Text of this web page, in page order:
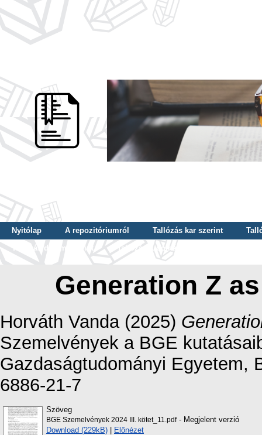
Nyitólap A repozitóriumról Tallózás kar szerint
Tallózás dátum szerint
Tallózás tudományterület szerint
Generation Z
Horváth Vanda(2025)
Szemelvények a BGE
Gazdaságtudományi Egyetem,
6886-21-7
Szöveg
BGE Szemelvények 2024 III. kötet_11.pdf- Megjelent verzió
Download (229kB) | Előnézet